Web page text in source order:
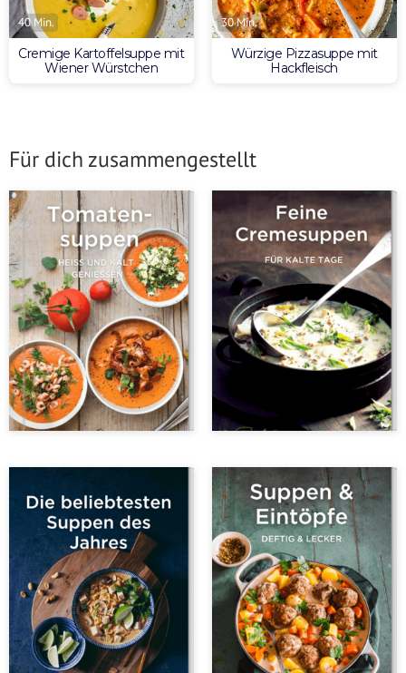
40 Min.
Cremige Kartoffelsuppe mit
Wiener Würstchen
30 Min.
Würzige Pizzasuppe mit
Hackfleisch
Für dich zusammengestellt